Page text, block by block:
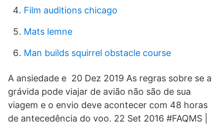
Film auditions chicago
Mats lemne
Man builds squirrel obstacle course
A ansiedade e 20 Dez 2019 As regras sobre se a
grávida pode viajar de avião não são de sua
viagem e o envio deve acontecer com 48 horas
de antecedência do voo. 22 Set 2016 #FAQMS |